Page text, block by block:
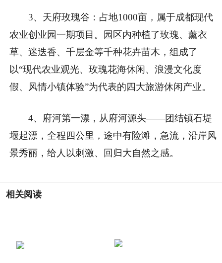
3、天府玫瑰谷：占地1000亩，属于成都现代
农业创业园一期项目。园区内种植了玫瑰、薰衣
草、迷迭香、千层金等千种花卉苗木，组成了
以“现代农业观光、玫瑰花海休闲、浪漫文化度
假、风情小镇体验”为代表的四大旅游休闲产业。
4、府河第一漂，从府河源头——团结镇石堤
堰起漂，全程四公里，途中有险滩，急流，沿岸风
景秀丽，给人以刺激、回归大自然之感。
相关阅读